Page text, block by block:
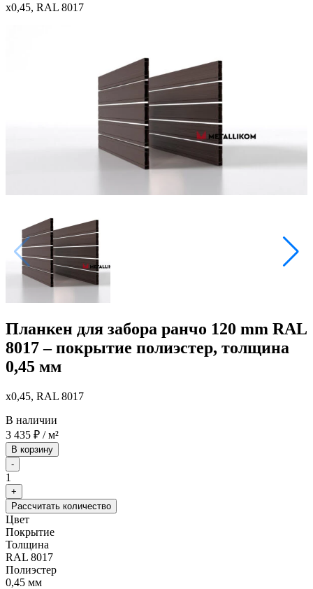
x0,45, RAL 8017
Планкен для забора ранчо 120 mm RAL
8017 – покрытие полиэстер, толщина
0,45 мм
x0,45, RAL 8017
В наличии
3 435 ₽ / м²
В корзину
-
1
+
Рассчитать количество
Цвет
Покрытие
Толщина
RAL 8017
Полиэстер
0,45 мм